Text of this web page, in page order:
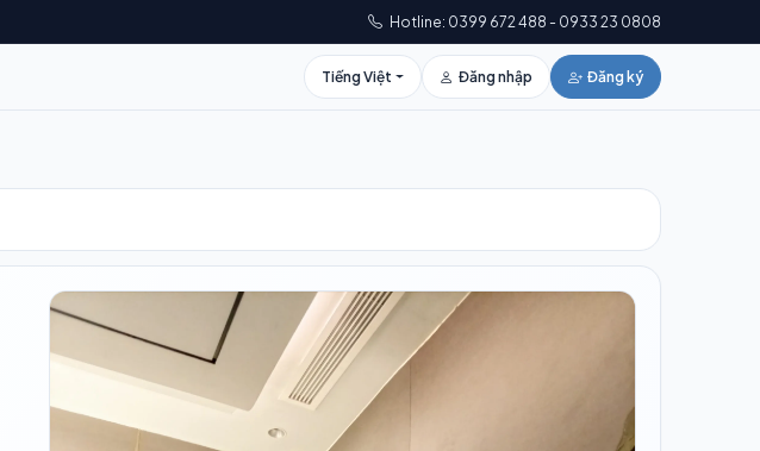
Hotline: 0399 672 488 - 0933 23 0808
Tiếng Việt Đăng nhập Đăng ký